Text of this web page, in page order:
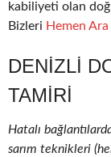
kabiliyeti olan
Bizleri Hemen Ara
DENIZLI
TAMIRI
Hatalı
sarım teknikleri